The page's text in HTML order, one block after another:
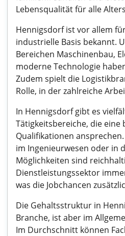
Lebensqualität für alle
Hennigsdorf ist vor allem
industrielle Basis bekannt.
Bereichen Maschinenbau,
moderne Technologie
Zudem spielt die
Rolle, in der zahlreiche
In Hennigsdorf gibt es
Tätigkeitsbereiche, die eine
Qualifikationen
im Ingenieurwesen oder in
Möglichkeiten sind
Dienstleistungssektor
was die Jobchancen
Die Gehaltsstruktur in
Branche, ist aber im
Im Durchschnitt können